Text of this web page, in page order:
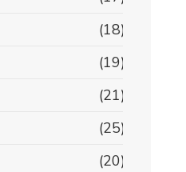
(18)
(19)
(21)
(25)
(20)